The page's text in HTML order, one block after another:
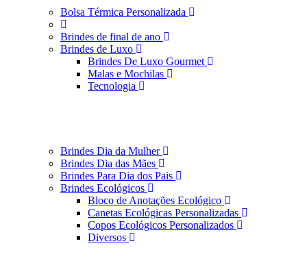
Bolsa Térmica Personalizada
Brindes de final de ano
Brindes de Luxo
Brindes De Luxo Gourmet
Malas e Mochilas
Tecnologia
Brindes Dia da Mulher
Brindes Dia das Mães
Brindes Para Dia dos Pais
Brindes Ecológicos
Bloco de Anotações Ecológico
Canetas Ecológicas Personalizadas
Copos Ecológicos Personalizados
Diversos